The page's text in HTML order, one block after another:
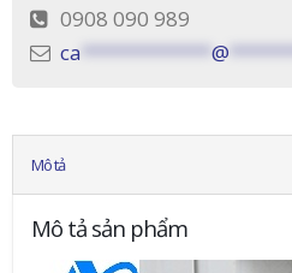
0908 090 989
ca
@
Mô tả
Mô tả sản phẩm